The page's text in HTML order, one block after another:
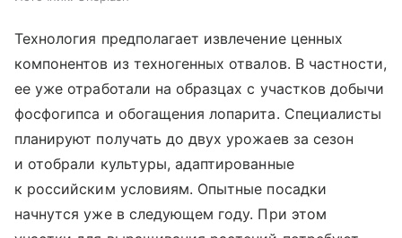
Технология предполагает извлечение ценных
компонентов из техногенных отвалов. В частности,
ее уже отработали на образцах с участков добычи
фосфогипса и обогащения лопарита. Специалисты
планируют получать до двух урожаев за сезон
и отобрали культуры, адаптированные
к российским условиям. Опытные посадки
начнутся уже в следующем году. При этом